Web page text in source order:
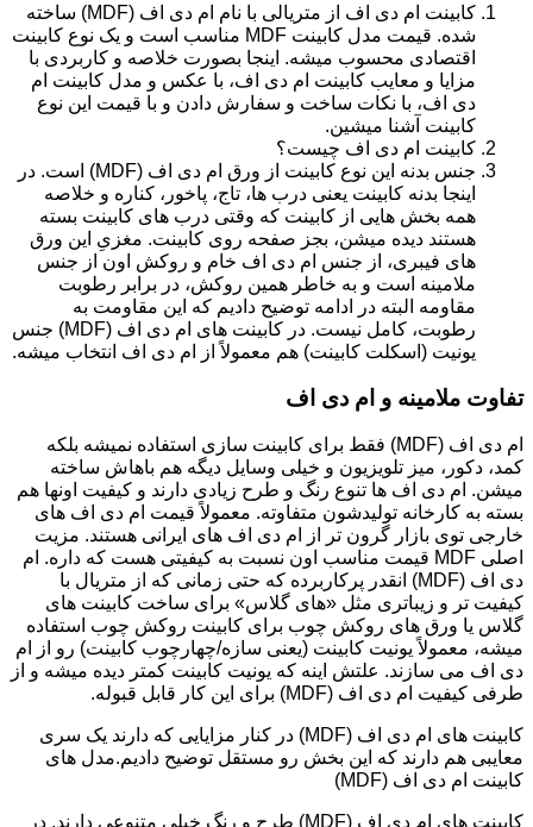
کابینت ام دی اف از متریالی با نام ام دی اف (MDF) ساخته
شده. قیمت مدل کابینت MDF مناسب است و یک نوع کابینت
اقتصادی محسوب میشه. اینجا بصورت خلاصه و کاربردی با
مزایا و معایب کابینت ام دی اف، با عکس و مدل کابینت ام
دی اف، با نکات ساخت و سفارش دادن و با قیمت این نوع
کابینت آشنا میشین.
کابینت ام دی اف چیست؟
جنس بدنه این نوع کابینت از ورق ام دی اف (MDF) است. در
اینجا بدنه کابینت یعنی درب ها، تاج، پاخور، کناره و خلاصه
همه بخش هایی از کابینت که وقتی درب های کابینت بسته
هستند دیده میشن، بجز صفحه روی کابینت. مغزیِ این ورق
های فیبری، از جنس ام دی اف خام و روکش اون از جنس
ملامینه است و به خاطر همین روکش، در برابر رطوبت
مقاومه البته در ادامه توضیح دادیم که این مقاومت به
رطوبت، کامل نیست. در کابینت های ام دی اف (MDF) جنس
یونیت (اسکلت کابینت) هم معمولاً از ام دی اف انتخاب میشه.
تفاوت ملامینه و ام دی اف
ام دی اف (MDF) فقط برای کابینت سازی استفاده نمیشه بلکه
کمد، دکور، میز تلویزیون و خیلی وسایل دیگه هم باهاش ساخته
میشن. ام دی اف ها تنوع رنگ و طرح زیادی دارند و کیفیت اونها هم
بسته به کارخانه تولیدشون متفاوته. معمولاً قیمت ام دی اف های
خارجی توی بازار گرون تر از ام دی اف های ایرانی هستند. مزیت
اصلی MDF قیمت مناسب اون نسبت به کیفیتی هست که داره. ام
دی اف (MDF) انقدر پرکاربرده که حتی زمانی که از متریال با
کیفیت تر و زیباتری مثل «های گلاس» برای ساخت کابینت های
گلاس یا ورق های روکش چوب برای کابینت روکش چوب استفاده
میشه، معمولاً یونیت کابینت (یعنی سازه/چهارچوب کابینت) رو از ام
دی اف می سازند. علتش اینه که یونیت کابینت کمتر دیده میشه و از
طرفی کیفیت ام دی اف (MDF) برای این کار قابل قبوله.
کابینت های ام دی اف (MDF) در کنار مزایایی که دارند یک سری
معایبی هم دارند که این بخش رو مستقل توضیح دادیم.مدل های
کابینت ام دی اف (MDF)
کابینت های ام دی اف (MDF) طرح و رنگ خیلی متنوعی دارند. در